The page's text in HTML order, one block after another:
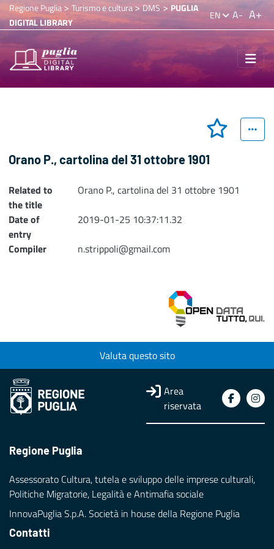
Regione Puglia> Turismo e cultura>DMS > PUGLIA
DIGITAL LIBRARY
EN A- A+
Orano P., cartolina del 31 ottobre 1901
Related to
the title
Orano P., cartolina del 31 ottobre 1901
Date of
entry
2019-01-25 10:37:11.32
Compiler
n.strippoli@gmail.com
Valuta questo sito
Area
riservata
Regione Puglia
Assessorato Cultura, tutela e sviluppo delle imprese culturali,
Politiche Migratorie, Legalità e Antimafia sociale
InnovaPuglia S.p.A. Società in house della Regione Puglia
Contatti